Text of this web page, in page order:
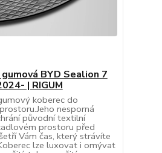
BYD Sealion 7
| RIGUM
koberec do
nesporná
původní textilní
prostoru před
Vám čas, který strávíte
lze luxovat i omývat